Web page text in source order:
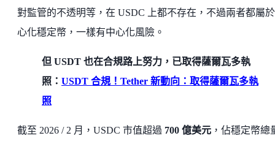
對監管的不透明等，在 USDC 上都不存在，不過兩者都屬
心化穩定幣，一樣有中心化風險。
但 USDT 也在合規路上努力，已取得薩爾瓦多執
照： USDT 合規！Tether 新動向：取得薩爾瓦多執
照
截至 2026 / 2 月，USDC 市值超過 700 億美元 ，佔穩定幣總